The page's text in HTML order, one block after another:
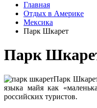
Главная
Отдых в Америке
Мексика
Парк Шкарет
Парк
Парк
языка майя как
российских туристов.